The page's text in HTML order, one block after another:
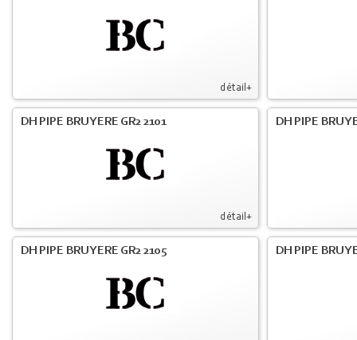
détail+
détail+
DH PIPE BRUYERE GR2 2101 DH PIPE
DH PIPE BRUYERE GR2 2105 DH PIPE